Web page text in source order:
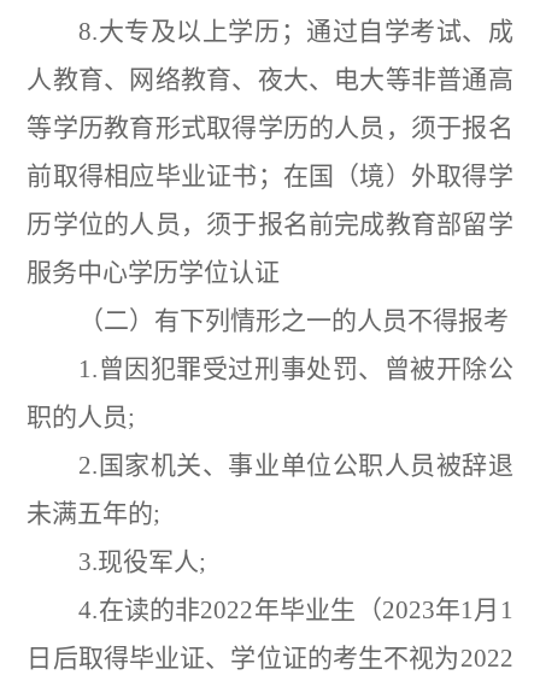
8.大专及以上学历；通过自学考试、成
人教育、网络教育、夜大、电大等非普通高
等学历教育形式取得学历的人员，须于报名
前取得相应毕业证书；在国（境）外取得学
历学位的人员，须于报名前完成教育部留学
服务中心学历学位认证
（二）有下列情形之一的人员不得报考
1.曾因犯罪受过刑事处罚、曾被开除公
职的人员;
2. 国家机关、 事业单位公职人员被辞退
未满五年的;
3.现役军人;
4.在读的非2022年毕业生（2023年1 月 1
日后取得毕业证、学位证的考生不视为2022